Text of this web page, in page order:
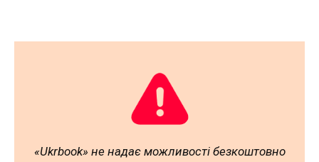
«Ukrbook» не надає можливості безкоштовно